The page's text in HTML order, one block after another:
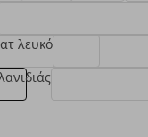
λευκό